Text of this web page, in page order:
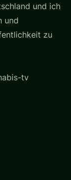
und ich
und
zu
tv